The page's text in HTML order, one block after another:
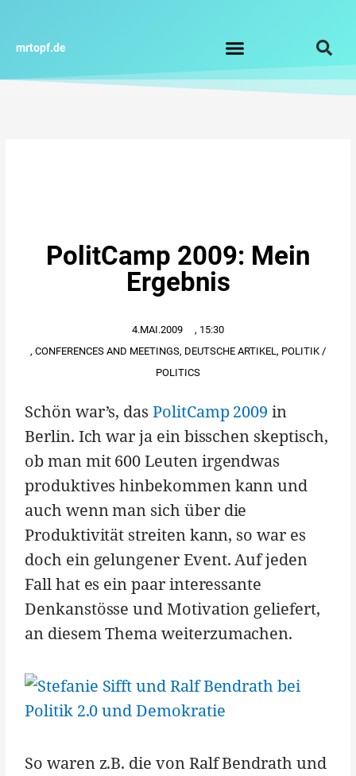
springen
mrtopf.de
PolitCamp 2009: Mein
Ergebnis
4.MAI.2009 , 15:30
, CONFERENCES AND MEETINGS, DEUTSCHE ARTIKEL, POLITIK /
POLITICS
Schön war’s, dasPolitCamp 2009 in
Berlin. Ich war ja ein bisschen skeptisch,
ob man mit 600 Leuten irgendwas
produktives hinbekommen kann und
auch wenn man sich über die
Produktivität streiten kann, so war es
doch ein gelungener Event. Auf jeden
Fall hat es ein paar interessante
Denkanstösse und Motivation geliefert,
an diesem Thema weiterzumachen.
So waren z.B. die von Ralf Bendrath und